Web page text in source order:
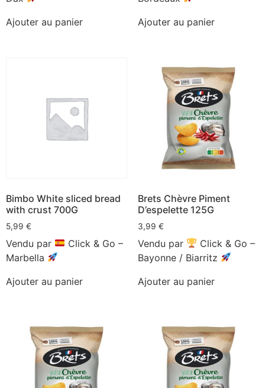
Ajouter au panier
Ajouter au panier
Bimbo White sliced bread
with crust 700G
5,99 €
Vendu par
Click & Go –
Marbella
Ajouter au panier
Brets Chèvre Piment
D’espelette 125G
3,99 €
Vendu par
Click & Go –
Bayonne / Biarritz
Ajouter au panier